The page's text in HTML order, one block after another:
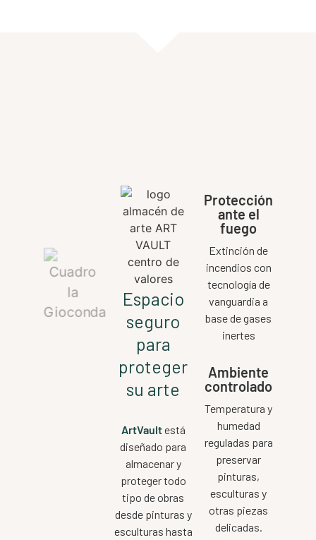
Espacio
seguro
para
proteger
su arte
ArtVaultestá
diseñado para
almacenar y
proteger todo
tipo de obras
desde pinturas y
esculturas hasta
Protección
ante el
fuego
Extinción de
incendios con
tecnología de
vanguardia a
base de gases
inertes
Ambiente
controlado
Temperatura y
humedad
reguladas para
preservar
pinturas,
esculturas y
otras piezas
delicadas.